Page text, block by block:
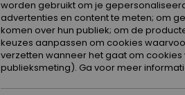
worden gebruikt om je
advertenties en content te meten; om
komen over hun publiek; om de
keuzes aanpassen om cookies
verzetten wanneer het gaat om
publieksmeting). Ga voor meer